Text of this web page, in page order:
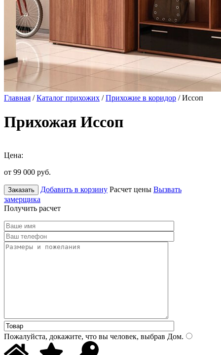
Главная /Каталог прихожих /Прихожие в коридор / Иссоп
Прихожая Иссоп
Цена:
от 99 000 руб.
Заказать Добавить в корзину Расчет цены Вызвать
замерщика
Получить расчет
Пожалуйста, докажите, что вы человек, выбрав Дом.